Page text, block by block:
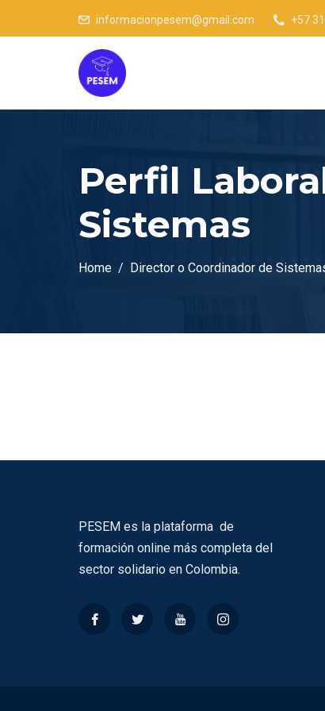
informacionpesem@gmail.com +57
Perfil
Sistemas
Home Director o Coordinador de
PESEM es la plataforma de
formación online más completa del
sector solidario en Colombia.